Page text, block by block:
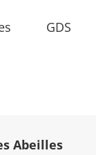
GDS
Abeilles